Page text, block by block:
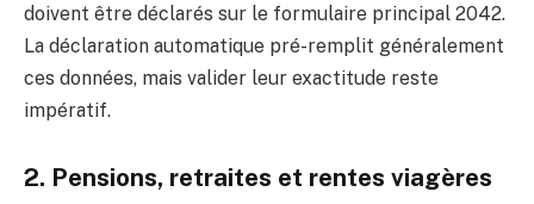
doivent être déclarés sur le formulaire principal 2042.
La déclaration automatique pré-remplit généralement
ces données, mais valider leur exactitude reste
impératif.
2. Pensions, retraites et rentes viagères